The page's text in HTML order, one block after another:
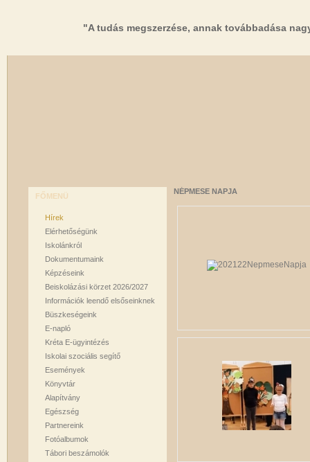
"A tudás megszerzése, annak továbbadása
FŐMENÜ
Hírek
Elérhetőségünk
Iskolánkról
Dokumentumaink
Képzéseink
Beiskolázási körzet 2026/2027
Információk leendő elsőseinknek
Büszkeségeink
E-napló
Kréta E-ügyintézés
Iskolai szociális segítő
Események
Könyvtár
Alapítvány
Egészség
Partnereink
Fotóalbumok
Tábori beszámolók
NÉPMESE NAPJA